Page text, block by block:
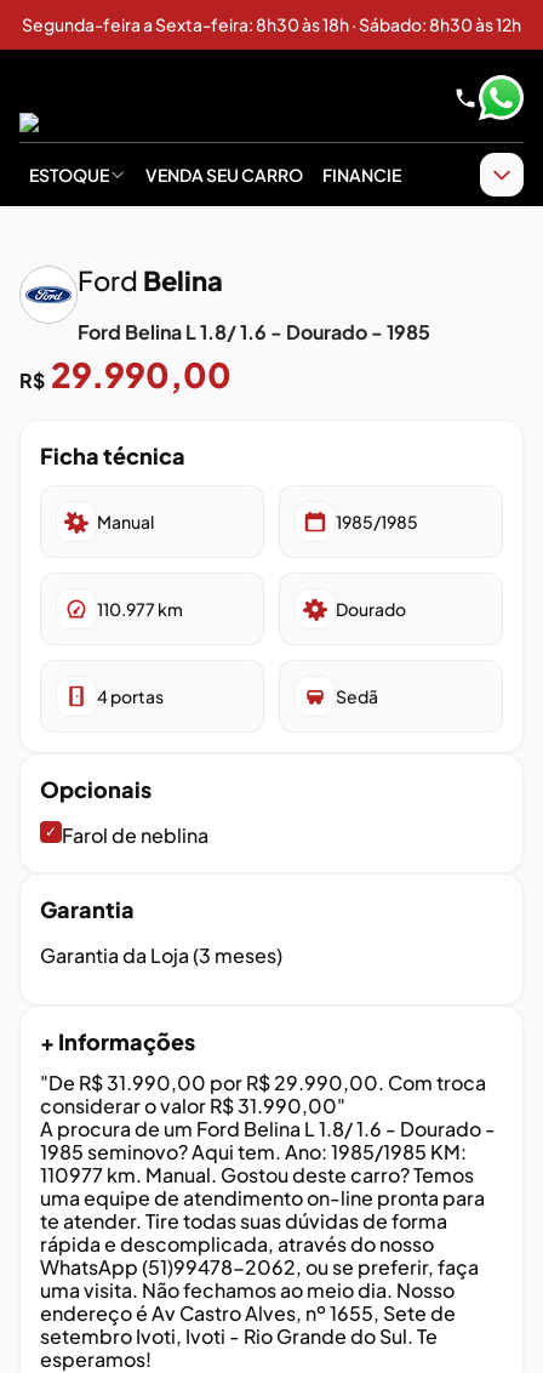
Segunda-feira a Sexta-feira: 8h30 às 18h · Sábado: 8h30 às 12h
ESTOQUE VENDA SEU CARRO FINANCIE
Ford Belina
Ford Belina L 1.8/ 1.6 - Dourado - 1985
R$ 29.990,00
Ficha técnica
Manual 1985/1985
110.977 km Dourado
4portas Sedã
Opcionais
✓ Farol de neblina
Garantia
Garantia da Loja (3 meses)
+ Informações
"De R$ 31.990,00 por R$ 29.990,00. Com troca
considerar o valor R$ 31.990,00"
A procura de um Ford Belina L 1.8/ 1.6 - Dourado -
1985 seminovo? Aqui tem. Ano: 1985/1985 KM:
110977 km. Manual. Gostou deste carro? Temos
uma equipe de atendimento on-line pronta para
te atender. Tire todas suas dúvidas de forma
rápida e descomplicada, através do nosso
WhatsApp (51)99478-2062, ou se preferir, faça
uma visita. Não fechamos ao meio dia. Nosso
endereço é Av Castro Alves, nº 1655, Sete de
setembro Ivoti, Ivoti - Rio Grande do Sul. Te
esperamos!